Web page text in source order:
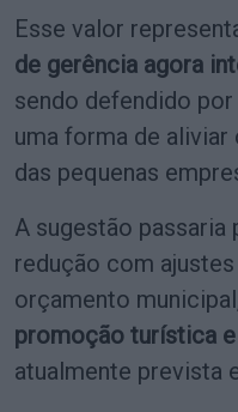
Esse valor
de gerência agora
sendo defendido
uma forma de
das pequenas
A sugestão passaria
redução com
orçamento
promoção turística
atualmente prevista